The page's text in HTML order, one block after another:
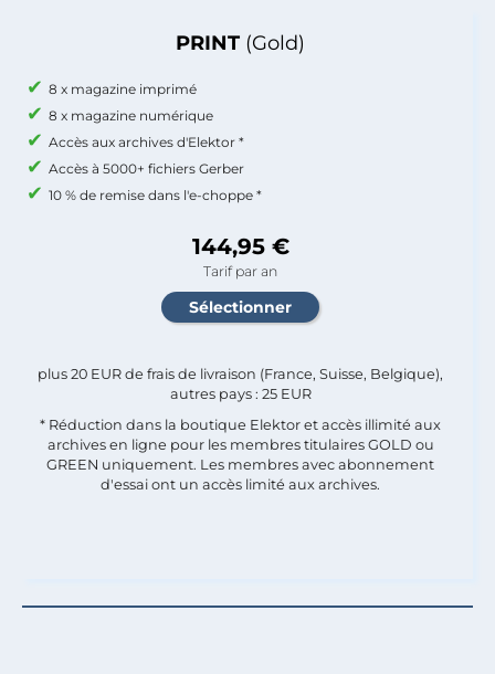
PRINT (Gold)
8 x magazine imprimé
8 x magazine numérique
Accès aux archives d'Elektor *
Accès à 5000+ fichiers Gerber
10 % de remise dans l'e-choppe *
144,95 €
Tarif par an
plus 20 EUR de frais de livraison (France, Suisse, Belgique),
autres pays : 25 EUR
* Réduction dans la boutique Elektor et accès illimité aux
archives en ligne pour les membres titulaires GOLD ou
GREEN uniquement. Les membres avec abonnement
d'essai ont un accès limité aux archives.